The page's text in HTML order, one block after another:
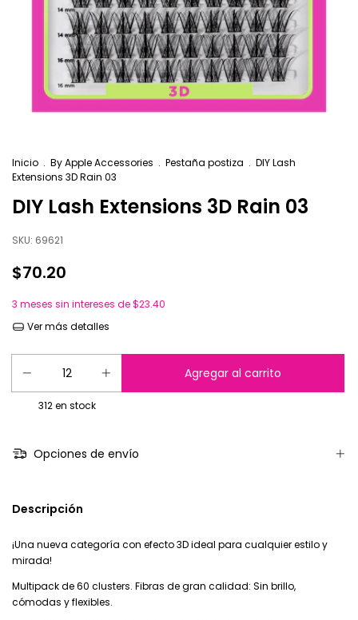
Inicio . By Apple Accessories . Pestaña postiza . DIY Lash
Extensions 3D Rain 03
DIY Lash Extensions 3D Rain 03
SKU: 69621
$70.20
3 meses sin intereses de$23.40
Ver más detalles
312en stock
Opciones de envío
Descripción
¡Una nueva categoría con efecto 3D ideal para cualquier estilo y
mirada!
Multipack de 60 clusters. Fibras de gran calidad: Sin brillo,
cómodas y flexibles.